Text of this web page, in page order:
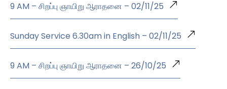
9 AM – சிறப்பு ஞாயிறு ஆராதனை – 02/11/25
Sunday Service 6.30am in English – 02/11/25
9 AM – சிறப்பு ஞாயிறு ஆராதனை – 26/10/25